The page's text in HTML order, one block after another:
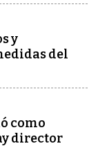
y
del
como
director